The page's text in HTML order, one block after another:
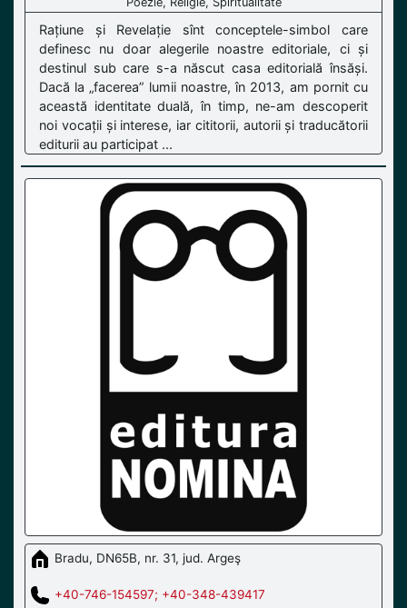
Rațiune și Revelație sînt conceptele-simbol care
definesc nu doar alegerile noastre editoriale, ci și
destinul sub care s-a născut casa editorială însăși.
Dacă la „facerea” lumii noastre, în 2013, am pornit cu
această identitate duală, în timp, ne-am descoperit
noi vocații și interese, iar cititorii, autorii și traducătorii
editurii au participat ...
Bradu, DN65B, nr. 31, jud. Argeş
+40-746-154597; +40-348-439417